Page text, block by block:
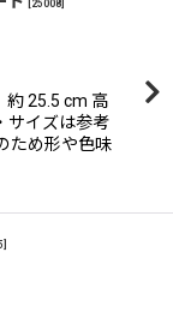
25008
25.5 cm 高
イズは参考
ため形や色味